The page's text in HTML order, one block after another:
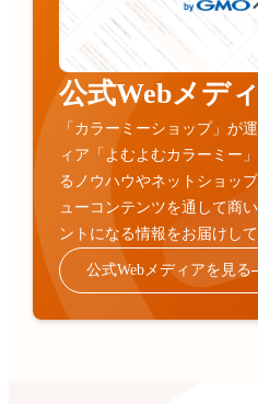
公式Webメデ
「カラーミーショップ」が
ィア「よむよむカラーミー
るノウハウやネットショッ
ューコンテンツを通して商
ントになる情報をお届けして
公式Webメディアを見る